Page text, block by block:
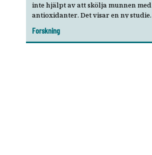
inte hjälpt av att skölja munnen med
antioxidanter. Det visar en ny studie.
Forskning